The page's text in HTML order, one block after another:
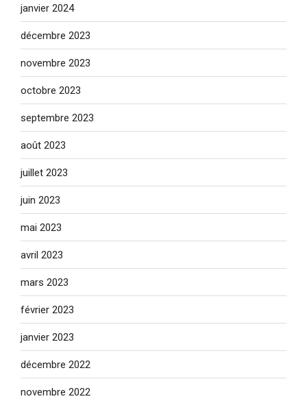
janvier 2024
décembre 2023
novembre 2023
octobre 2023
septembre 2023
août 2023
juillet 2023
juin 2023
mai 2023
avril 2023
mars 2023
février 2023
janvier 2023
décembre 2022
novembre 2022